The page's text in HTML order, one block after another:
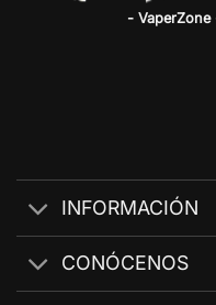
-
INFORMACIÓN
CONÓCENOS